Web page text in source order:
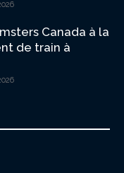
Canada à la
de train à